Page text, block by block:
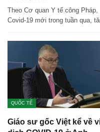
Theo Cơ quan Y tế công
Covid-19 mới trong tuần qua,
QUỐC TẾ
Giáo sư gốc Việt kể về